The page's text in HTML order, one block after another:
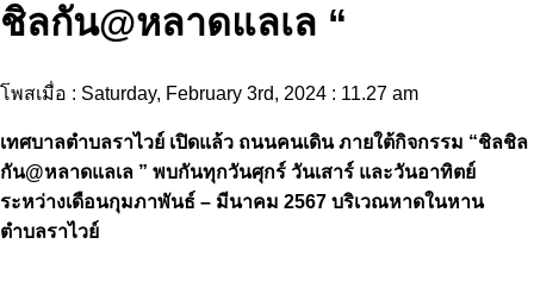
ชิลกัน@หลาดแลเล “
โพสเมื่อ : Saturday, February 3rd, 2024 : 11.27 am
เทศบาลตำบลราไวย์ เปิดแล้ว ถนนคนเดิน ภายใต้กิจกรรม “ชิลชิล
กัน@หลาดแลเล ” พบกันทุกวันศุกร์ วันเสาร์ และวันอาทิตย์
ระหว่างเดือนกุมภาพันธ์ – มีนาคม 2567 บริเวณหาดในหาน
ตำบลราไวย์